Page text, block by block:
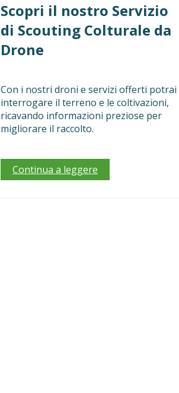
Scopri il nostro Servizio
di Scouting Colturale da
Drone
Con i nostri droni e servizi offerti potrai
interrogare il terreno e le coltivazioni,
ricavando informazioni preziose per
migliorare il raccolto.
Continua a leggere